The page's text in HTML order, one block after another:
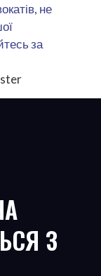
не
за
З